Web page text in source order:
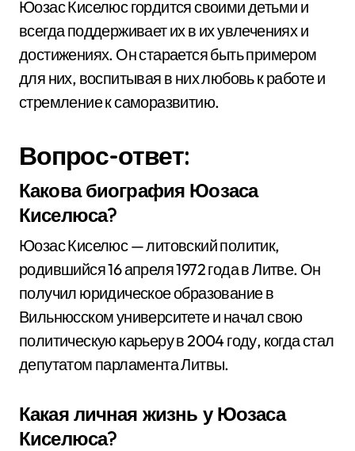
Юозас Киселюс гордится своими детьми и
всегда поддерживает их в их увлечениях и
достижениях. Он старается быть примером
для них, воспитывая в них любовь к работе и
стремление к саморазвитию.
Вопрос-ответ:
Какова биография Юозаса
Киселюса?
Юозас Киселюс — литовский политик,
родившийся 16 апреля 1972 года в Литве. Он
получил юридическое образование в
Вильнюсском университете и начал свою
политическую карьеру в 2004 году, когда стал
депутатом парламента Литвы.
Какая личная жизнь у Юозаса
Киселюса?